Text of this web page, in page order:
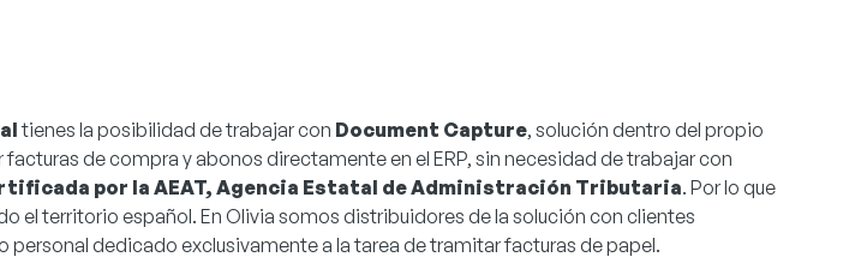
tienes la posibilidad de trabajar con Document Capture, solución dentro del propio
de compra y abonos directamente en el ERP, sin necesidad de trabajar con
por la AEAT, Agencia Estatal de Administración Tributaria. Por lo que
territorio español. En Olivia somos distribuidores de la solución con clientes
dedicado exclusivamente a la tarea de tramitar facturas de papel.